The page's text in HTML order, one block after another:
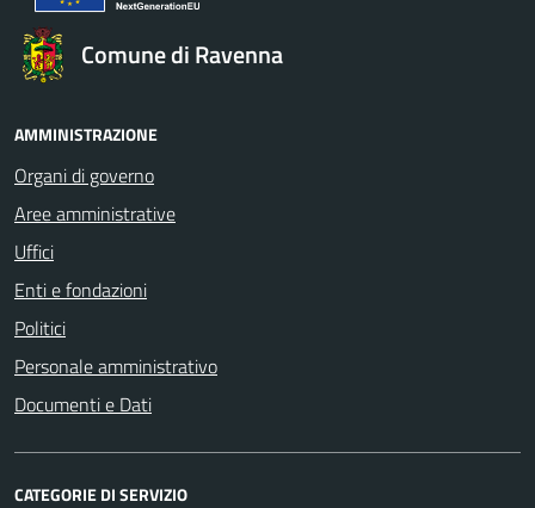
Comune di Ravenna
AMMINISTRAZIONE
Organi di governo
Aree amministrative
Uffici
Enti e fondazioni
Politici
Personale amministrativo
Documenti e Dati
CATEGORIE DI SERVIZIO